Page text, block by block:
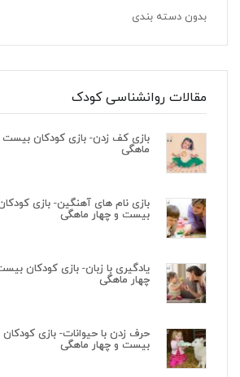
بدون دسته بندی
مقالات روانشناسی کودک
بازی کف زدن- بازی کودکان
ماهگی
بازی نام های آهنگین- بازی
بیست و چهار ماهگی
یادگیری با زبان- بازی کودکان
چهار ماهگی
حرف زدن با حیوانات- بازی
بیست و چهار ماهگی